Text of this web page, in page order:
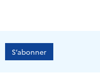
S’abonner